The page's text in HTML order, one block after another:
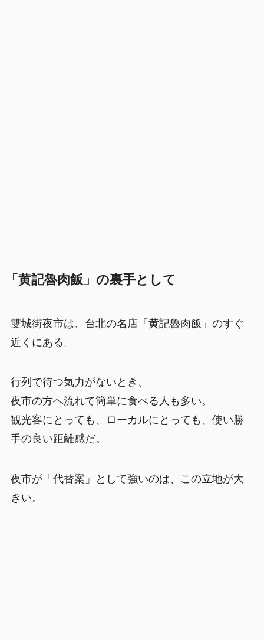
「黄記魯肉飯」の裏手として
雙城街夜市は、台北の名店「黄記魯肉飯」のすぐ
近くにある。
行列で待つ気力がないとき、
夜市の方へ流れて簡単に食べる人も多い。
観光客にとっても、ローカルにとっても、使い勝
手の良い距離感だ。
夜市が「代替案」として強いのは、この立地が大
きい。